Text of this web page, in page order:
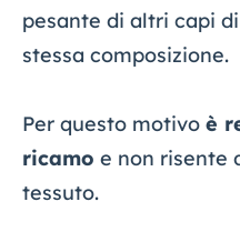
pesante di altri capi
stessa composizione.
Per questo motivo è
ricamo e non risente
tessuto.